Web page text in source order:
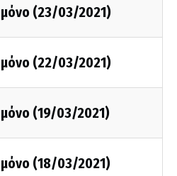
μόνο (23/03/2021)
μόνο (22/03/2021)
(19/03/2021)
(18/03/2021)